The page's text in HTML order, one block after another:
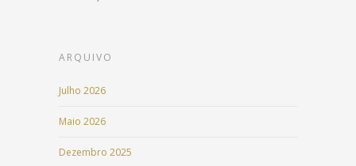
ARQUIVO
Julho 2026
Maio 2026
Dezembro 2025